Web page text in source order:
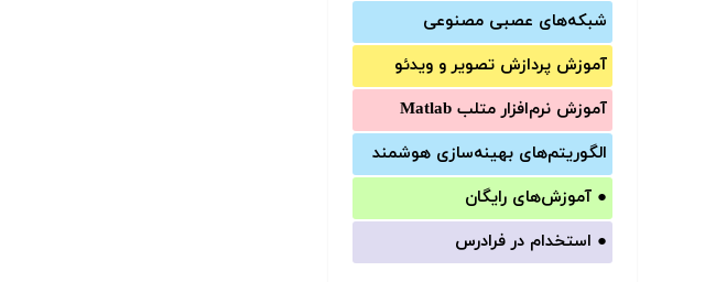
شبکه‌های عصبی مصنوعی
آموزش‌ پردازش تصویر و ویدئو
آموزش‌ نرم‌افزار متلب Matlab
الگوریتم‌های بهینه‌سازی هوشمند
● آموزش‌های رایگان
● استخدام در فرادرس